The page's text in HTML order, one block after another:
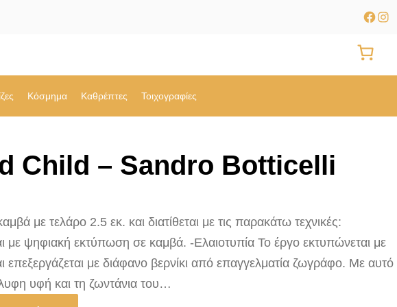
Κόσμημα Καθρέπτες Τοιχογραφίες
Child – Sandro Botticelli
με τελάρο 2.5 εκ. και διατίθεται με τις παρακάτω τεχνικές:
ψηφιακή εκτύπωση σε καμβά. -Ελαιοτυπία Το έργο εκτυπώνεται με
με διάφανο βερνίκι από επαγγελματία ζωγράφο. Με αυτό
υφή και τη ζωντάνια του…